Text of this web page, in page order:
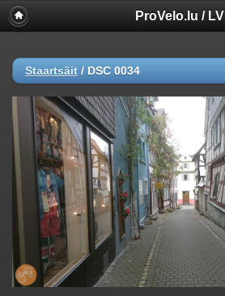
ProVelo.lu / LVI
Staartsäit / DSC 0034